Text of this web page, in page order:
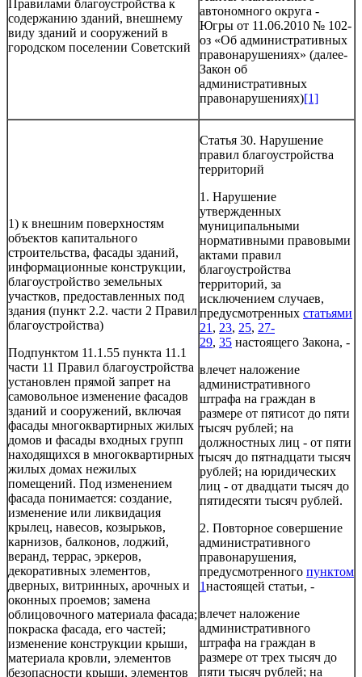
Правилами благоустройства к
содержанию зданий, внешнему
виду зданий и сооружений в
городском поселении Советский
автономного округа -
Югры от 11.06.2010 № 102-
оз «Об административных
правонарушениях» (далее-
Закон об
административных
правонарушениях)[1]
1) к внешним поверхностям
объектов капитального
строительства, фасады зданий,
информационные конструкции,
благоустройство земельных
участков, предоставленных под
здания (пункт 2.2. части 2 Правил
благоустройства)
Подпунктом 11.1.55 пункта 11.1
части 11 Правил благоустройства
установлен прямой запрет на
самовольное изменение фасадов
зданий и сооружений, включая
фасады многоквартирных жилых
домов и фасады входных групп
находящихся в многоквартирных
жилых домах нежилых
помещений. Под изменением
фасада понимается: создание,
изменение или ликвидация
крылец, навесов, козырьков,
карнизов, балконов, лоджий,
веранд, террас, эркеров,
декоративных элементов,
дверных, витринных, арочных и
оконных проемов; замена
облицовочного материала фасада;
покраска фасада, его частей;
изменение конструкции крыши,
материала кровли, элементов
безопасности крыши, элементов
Статья 30. Нарушение
правил благоустройства
территорий
1. Нарушение
утвержденных
муниципальными
нормативными правовыми
актами правил
благоустройства
территорий, за
исключением случаев,
предусмотренных статьями
21 , 23, 25, 27-
29, 35 настоящего Закона, -
влечет наложение
административного
штрафа на граждан в
размере от пятисот до пяти
тысяч рублей; на
должностных лиц - от пяти
тысяч до пятнадцати тысяч
рублей; на юридических
лиц - от двадцати тысяч до
пятидесяти тысяч рублей.
2. Повторное совершение
административного
правонарушения,
предусмотренного пунктом
1настоящей статьи, -
влечет наложение
административного
штрафа на граждан в
размере от трех тысяч до
пяти тысяч рублей; на